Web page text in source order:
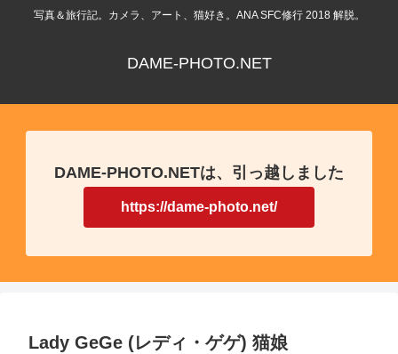
写真＆旅行記。カメラ、アート、猫好き。ANA SFC修行 2018 解脱。
DAME-PHOTO.NET
DAME-PHOTO.NETは、引っ越しました
https://dame-photo.net/
Lady GeGe (レディ・ゲゲ) 猫娘